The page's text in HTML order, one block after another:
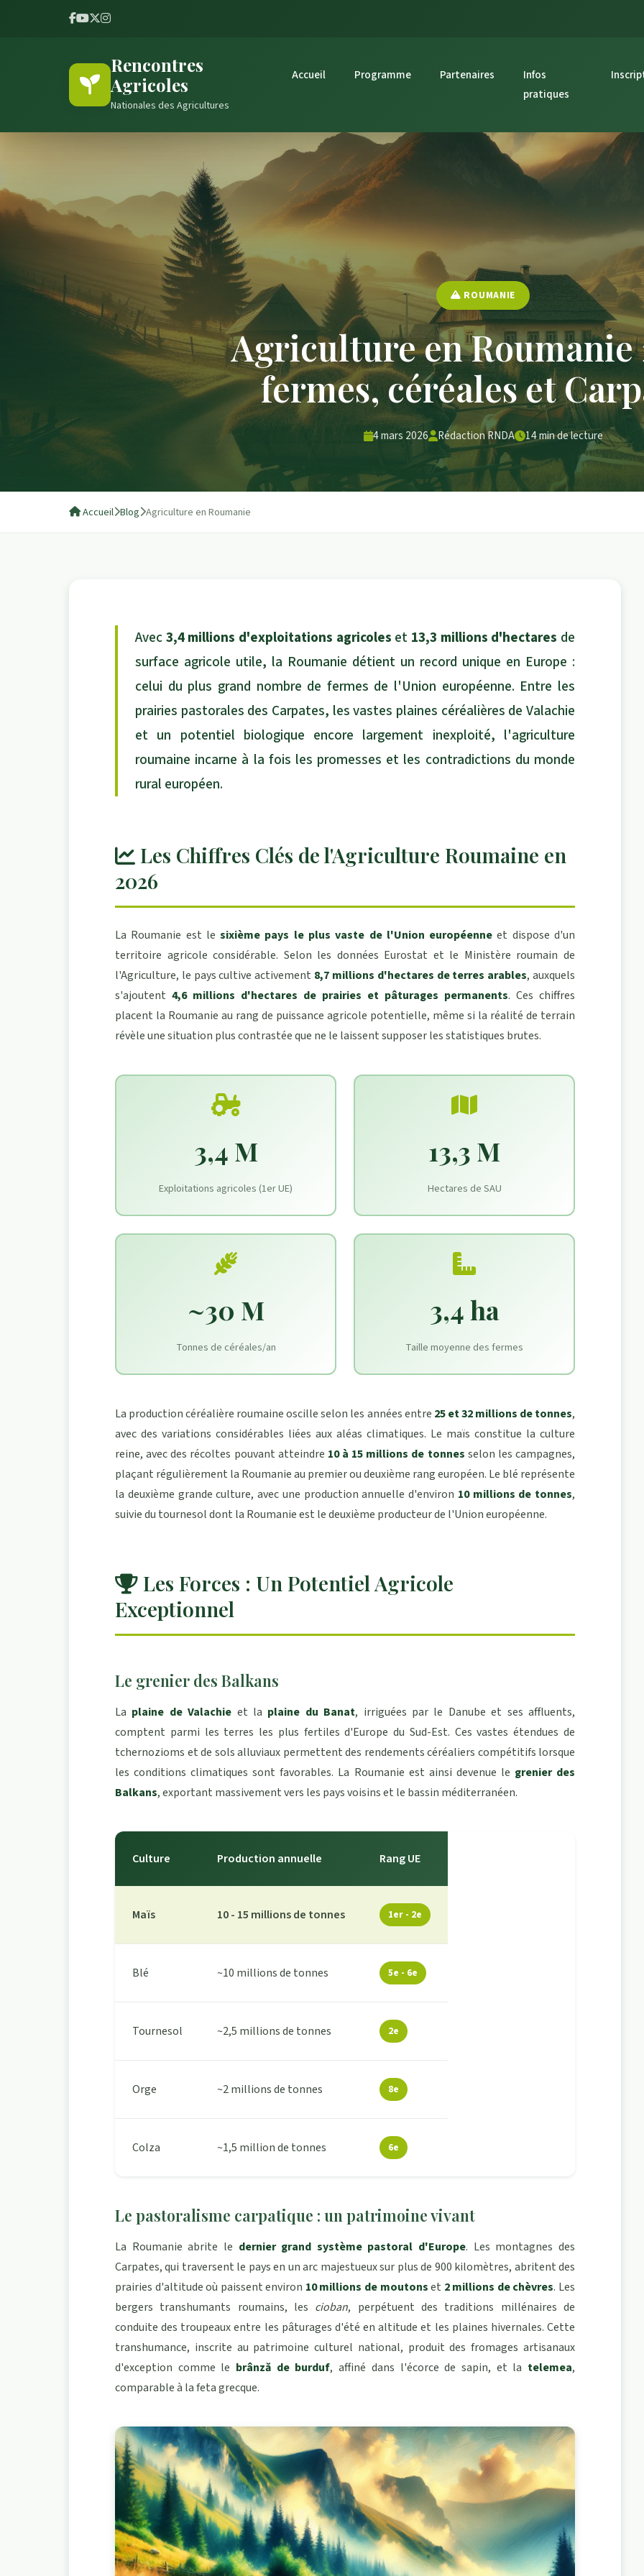
Rencontres
Agricoles
Nationales des Agricultures
Accueil Programme Partenaires
Infos
pratiques
ROUMANIE
Agriculture en Roumanie
fermes, céréales et
4 mars 2026 Rédaction RNDA 14 min de lecture
Accueil Blog Agriculture en Roumanie
Avec3,4 millions d'exploitations agricoles et 13,3 millions d'hectares de
surface agricole utile, la Roumanie détient un record unique en Europe :
celui du plus grand nombre de fermes de l'Union européenne. Entre les
prairies pastorales des Carpates, les vastes plaines céréalières de Valachie
et un potentiel biologique encore largement inexploité, l'agriculture
roumaine incarne à la fois les promesses et les contradictions du monde
rural européen.
Les Chiffres Clés de l'Agriculture Roumaine en
2026
La Roumanie est lesixième pays le plus vaste de l'Union européenne et dispose d'un
territoire agricole considérable. Selon les données Eurostat et le Ministère roumain de
l'Agriculture, le pays cultive activement 8,7 millions d'hectares de terres arables, auxquels
s'ajoutent 4,6 millions d'hectares de prairies et pâturages permanents. Ces chiffres
placent la Roumanie au rang de puissance agricole potentielle, même si la réalité de terrain
révèle une situation plus contrastée que ne le laissent supposer les statistiques brutes.
3,4 M
Exploitations agricoles (1er UE)
13,3 M
Hectares de SAU
~30 M
Tonnes de céréales/an
3,4 ha
Taille moyenne des fermes
La production céréalière roumaine oscille selon les années entre 25 et 32 millions de tonnes,
avec des variations considérables liées aux aléas climatiques. Le maïs constitue la culture
reine, avec des récoltes pouvant atteindre 10 à 15 millions de tonnes selon les campagnes,
plaçant régulièrement la Roumanie au premier ou deuxième rang européen. Le blé représente
la deuxième grande culture, avec une production annuelle d'environ 10 millions de tonnes,
suivie du tournesol dont la Roumanie est le deuxième producteur de l'Union européenne.
Les Forces : Un Potentiel Agricole
Exceptionnel
Le grenier des Balkans
La plaine de Valachie et la plaine du Banat, irriguées par le Danube et ses affluents,
comptent parmi les terres les plus fertiles d'Europe du Sud-Est. Ces vastes étendues de
tchernozioms et de sols alluviaux permettent des rendements céréaliers compétitifs lorsque
les conditions climatiques sont favorables. La Roumanie est ainsi devenue le grenier des
Balkans, exportant massivement vers les pays voisins et le bassin méditerranéen.
Culture Production annuelle Rang UE
Maïs 10 - 15 millions de tonnes 1er - 2e
Blé ~10 millions de tonnes 5e - 6e
Tournesol ~2,5 millions de tonnes 2e
Orge ~2 millions de tonnes 8e
Colza ~1,5 million de tonnes 6e
Le pastoralisme carpatique : un patrimoine vivant
La Roumanie abrite le dernier grand système pastoral d'Europe. Les montagnes des
Carpates, qui traversent le pays en un arc majestueux sur plus de 900 kilomètres, abritent des
prairies d'altitude où paissent environ 10 millions de moutonset 2 millions de chèvres. Les
bergers transhumants roumains, les cioban, perpétuent des traditions millénaires de
conduite des troupeaux entre les pâturages d'été en altitude et les plaines hivernales. Cette
transhumance, inscrite au patrimoine culturel national, produit des fromages artisanaux
d'exception comme le brânză de burduf, affiné dans l'écorce de sapin, et la telemea,
comparable à la feta grecque.